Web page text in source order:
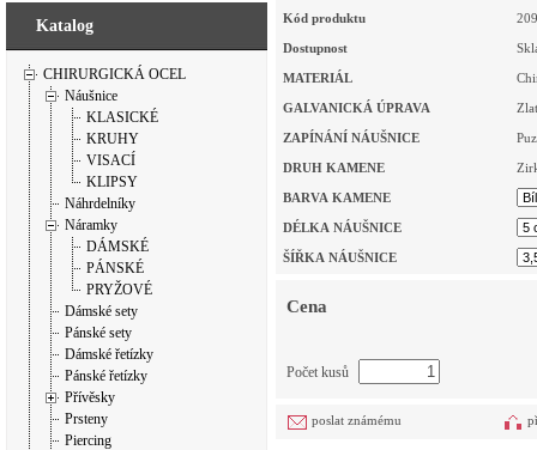
Katalog
CHIRURGICKÁ OCEL
Náušnice
KLASICKÉ
KRUHY
VISACÍ
KLIPSY
Náhrdelníky
Náramky
DÁMSKÉ
PÁNSKÉ
PRYŽOVÉ
Dámské sety
Pánské sety
Dámské řetízky
Pánské řetízky
Přívěsky
Prsteny
Piercing
Kód produktu
Dostupnost
MATERIÁL
GALVANICKÁ ÚPRAVA
ZAPÍNÁNÍ NÁUŠNICE
DRUH KAMENE
BARVA KAMENE
DÉLKA NÁUŠNICE
ŠÍŘKA NÁUŠNICE
Cena
Počet kusů
poslat známému